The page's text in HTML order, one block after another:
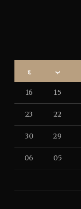
پ ج
15
16
22
23
29
30
05
06